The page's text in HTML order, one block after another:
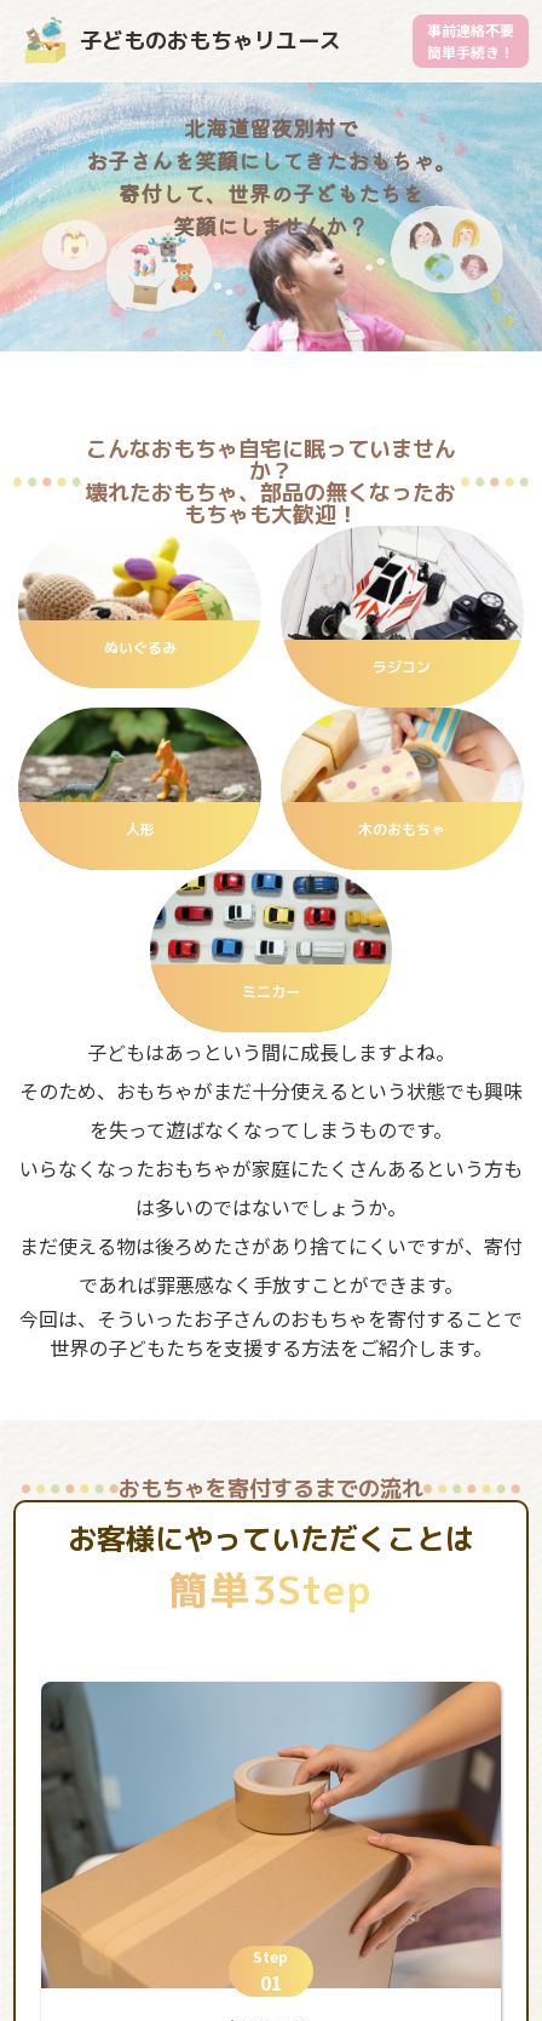
子どものおもちゃリユース
事前連絡不要
簡単手続き！
北海道留夜別村で
お子さんを笑顔にしてきたおもちゃ。
寄付して、世界の子どもたちを
笑顔にしませんか？
こんなおもちゃ自宅に眠っていません
か？
壊れたおもちゃ、部品の無くなったお
もちゃも大歓迎！
ぬいぐるみ
ラジコン
人形 木のおもちゃ
ミニカー
子どもはあっという間に成長しますよね。
そのため、おもちゃがまだ十分使えるという状態でも興味
を失って遊ばなくなってしまうものです。
いらなくなったおもちゃが家庭にたくさんあるという方も
は多いのではないでしょうか。
まだ使える物は後ろめたさがあり捨てにくいですが、寄付
であれば罪悪感なく手放すことができます。
今回は、そういったお子さんのおもちゃを寄付することで
世界の子どもたちを支援する方法をご紹介します。
おもちゃを寄付するまでの流れ
お客様にやっていただくことは
簡単3Step
Step
01